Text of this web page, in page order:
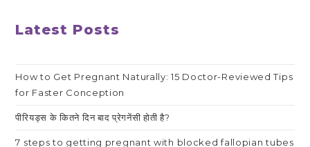
Latest Posts
How to Get Pregnant Naturally: 15 Doctor-Reviewed Tips
for Faster Conception
पीरियड्स के कितने दिन बाद प्रेगनेंसी होती है?
7 steps to getting pregnant with blocked fallopian tubes